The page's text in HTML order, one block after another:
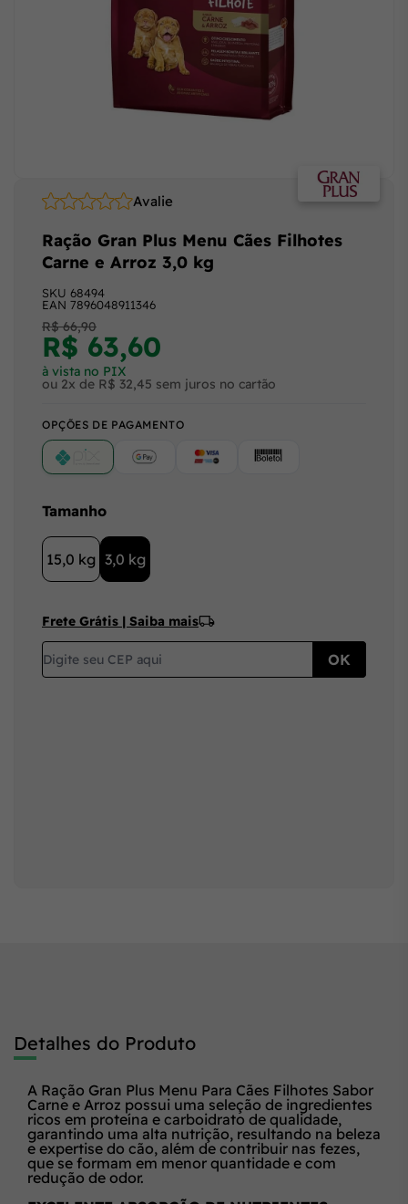
Avalie
SKU 68494
EAN 7896048911346
Ração Gran Plus Menu Cães Filhotes
Carne e Arroz 3,0 kg
R$ 66,90
R$ 63,60
à vista no PIX
ou 2x de R$ 32,45 sem juros no cartão
OPÇÕES DE PAGAMENTO
Google Pay (Crédito/Débito)
Cartão Boleto
Frete Grátis | Saiba mais
Tamanho
15,0 kg 3,0 kg
Detalhes do Produto
A Ração Gran Plus Menu Para Cães Filhotes Sabor
Carne e Arroz possui uma seleção de ingredientes
ricos em proteína e carboidrato de qualidade,
garantindo uma alta nutrição, resultando na beleza
e expertise do cão, além de contribuir nas fezes,
que se formam em menor quantidade e com
redução de odor.